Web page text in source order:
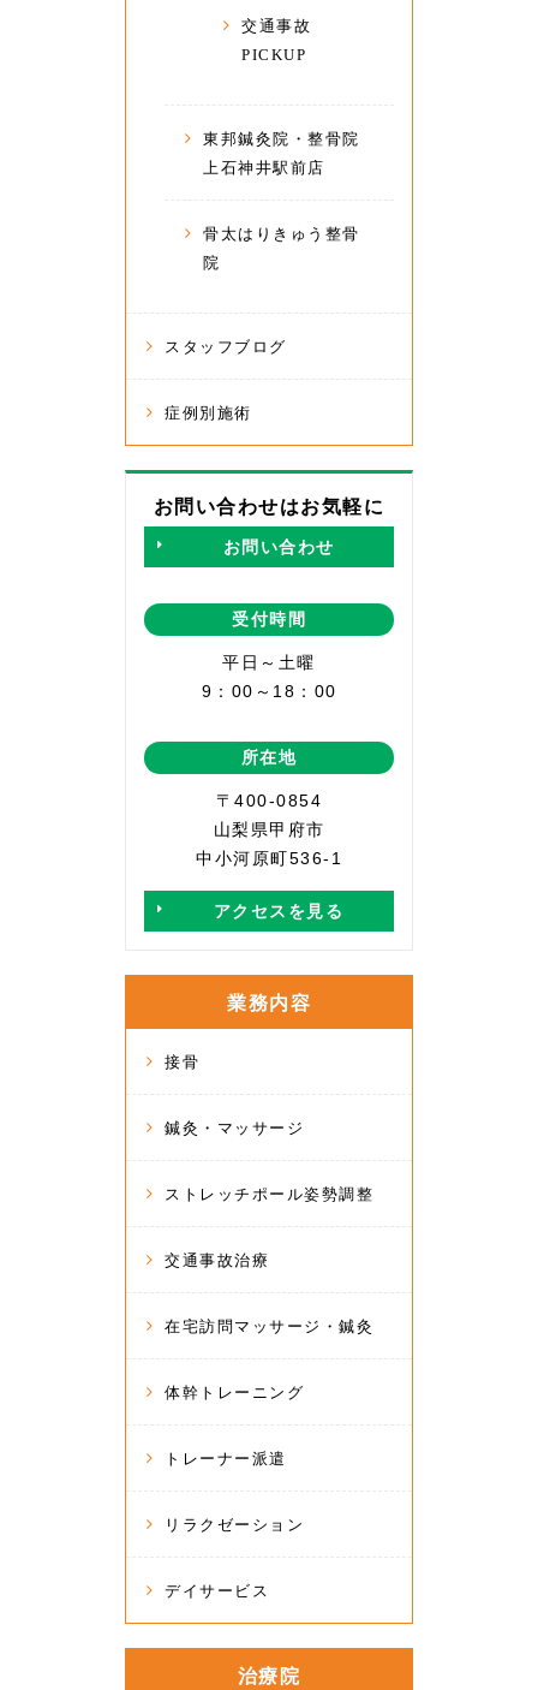
交通事故
PICKUP
東邦鍼灸院・整骨院
上石神井駅前店
骨太はりきゅう整骨
院
スタッフブログ
症例別施術
お問い合わせはお気軽に
お問い合わせ
受付時間
平日～土曜
9：00～18：00
所在地
〒400-0854
山梨県甲府市
中小河原町536-1
アクセスを見る
業務内容
接骨
鍼灸・マッサージ
ストレッチポール姿勢調整
交通事故治療
在宅訪問マッサージ・鍼灸
体幹トレーニング
トレーナー派遣
リラクゼーション
デイサービス
治療院